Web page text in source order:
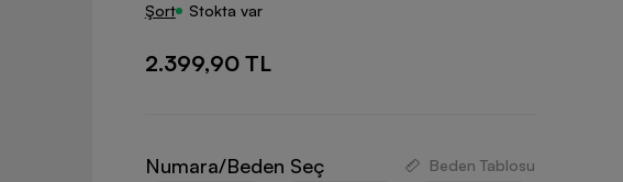
Şort Stokta var
2.399,90 TL
Numara/Beden Seç Beden Tablosu